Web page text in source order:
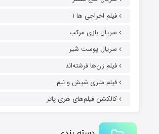
فیلم اخراجی ها ۱
سریال بازی مرکب
سریال پوست شیر
فیلم زن‌ها فرشته‌اند
فیلم متری شیش و نیم
کالکشن فیلم‌های هری پاتر